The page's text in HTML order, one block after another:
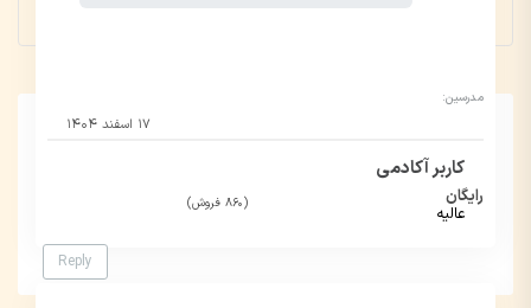
مدرسین:
رایگان (860 فروش)
کاربر آکادمی
۱۷ اسفند ۱۴۰۴
Reply
عالیه